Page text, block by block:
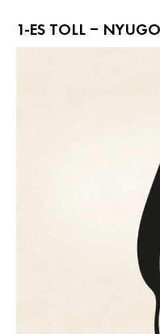
1-ES TOLL –